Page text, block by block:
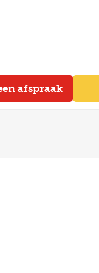
afspraak